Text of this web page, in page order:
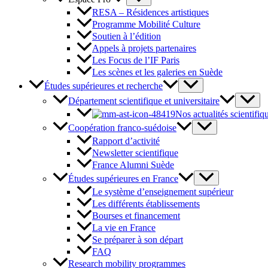
RESA – Résidences artistiques
Programme Mobilité Culture
Soutien à l’édition
Appels à projets partenaires
Les Focus de l’IF Paris
Les scènes et les galeries en Suède
Études supérieures et recherche
Département scientifique et universitaire
Nos actualités
Coopération franco-suédoise
Rapport d’activité
Newsletter scientifique
France Alumni Suède
Études supérieures en France
Le système d’enseignement supérieur
Les différents établissements
Bourses et financement
La vie en France
Se préparer à son départ
FAQ
Research mobility programmes